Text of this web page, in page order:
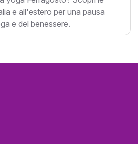
e all'estero per una pausa
e del benessere.